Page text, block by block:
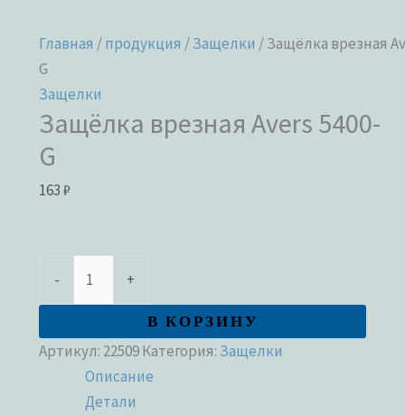
Главная /продукция /Защелки / Защёлка врезная
G
Защелки
Защёлка врезная Avers 5400-
G
163₽
- +
В КОРЗИНУ
Артикул: 22509Категория: Защелки
Описание
Детали